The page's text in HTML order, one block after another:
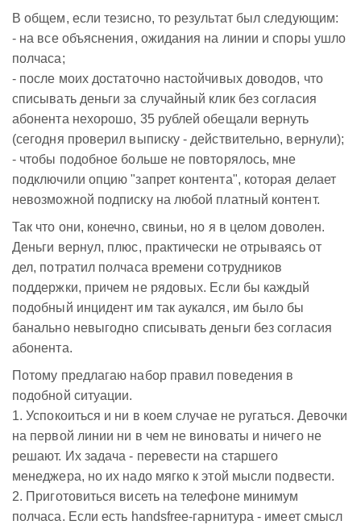
В общем, если тезисно, то результат был следующим:
- на все объяснения, ожидания на линии и споры ушло
полчаса;
- после моих достаточно настойчивых доводов, что
списывать деньги за случайный клик без согласия
абонента нехорошо, 35 рублей обещали вернуть
(сегодня проверил выписку - действительно, вернули);
- чтобы подобное больше не повторялось, мне
подключили опцию "запрет контента", которая делает
невозможной подписку на любой платный контент.
Так что они, конечно, свиньи, но я в целом доволен.
Деньги вернул, плюс, практически не отрываясь от
дел, потратил полчаса времени сотрудников
поддержки, причем не рядовых. Если бы каждый
подобный инцидент им так аукался, им было бы
банально невыгодно списывать деньги без согласия
абонента.
Потому предлагаю набор правил поведения в
подобной ситуации.
1. Успокоиться и ни в коем случае не ругаться. Девочки
на первой линии ни в чем не виноваты и ничего не
решают. Их задача - перевести на старшего
менеджера, но их надо мягко к этой мысли подвести.
2. Приготовиться висеть на телефоне минимум
полчаса. Если есть handsfree-гарнитура - имеет смысл